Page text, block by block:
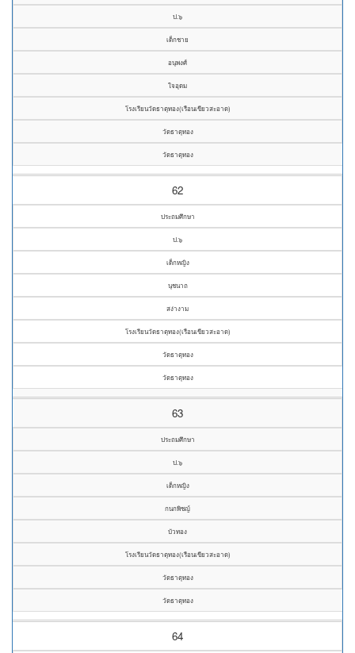
ป.๖
เด็กชาย
อนุพงศ์
ใจอุดม
โรงเรียนวัดธาตุทอง(เรือนเขียวสะอาด)
วัดธาตุทอง
วัดธาตุทอง
62
ประถมศึกษา
ป.๖
เด็กหญิง
นุชนาถ
สง่างาม
โรงเรียนวัดธาตุทอง(เรือนเขียวสะอาด)
วัดธาตุทอง
วัดธาตุทอง
63
ประถมศึกษา
ป.๖
เด็กหญิง
กนกพิชญ์
บัวทอง
โรงเรียนวัดธาตุทอง(เรือนเขียวสะอาด)
วัดธาตุทอง
วัดธาตุทอง
64